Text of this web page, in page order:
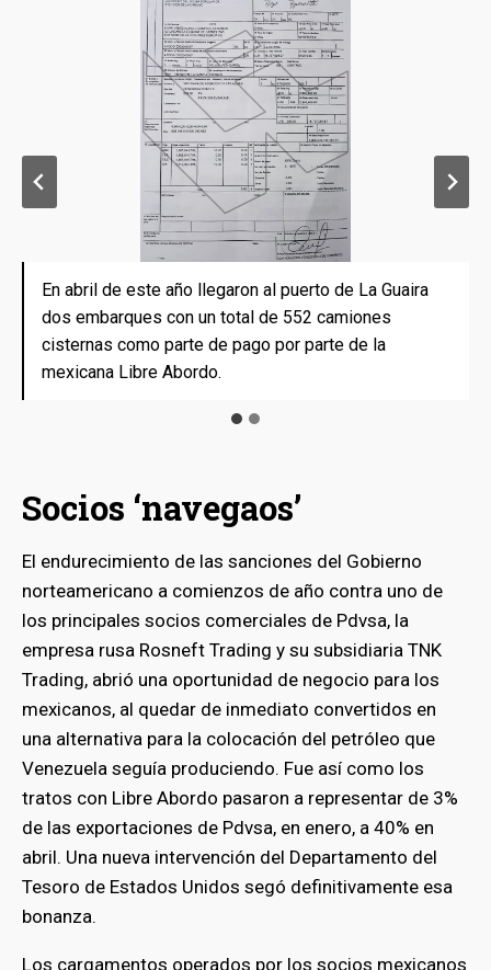
En abril de este año llegaron al puerto de La Guaira
dos embarques con un total de 552 camiones
cisternas como parte de pago por parte de la
mexicana Libre Abordo.
En abril de este año llegaron al puerto de La Guaira
dos embarques con un total de 552 camiones
cisternas como parte de pago por parte de la
mexicana Libre Abordo.
Socios ‘navegaos’
El endurecimiento de las sanciones del Gobierno
norteamericano a comienzos de año contra uno de
los principales socios comerciales de Pdvsa, la
empresa rusa Rosneft Trading y su subsidiaria TNK
Trading, abrió una oportunidad de negocio para los
mexicanos, al quedar de inmediato convertidos en
una alternativa para la colocación del petróleo que
Venezuela seguía produciendo. Fue así como los
tratos con Libre Abordo pasaron a representar de 3%
de las exportaciones de Pdvsa, en enero, a 40% en
abril. Una nueva intervención del Departamento del
Tesoro de Estados Unidos segó definitivamente esa
bonanza.
Los cargamentos operados por los socios mexicanos